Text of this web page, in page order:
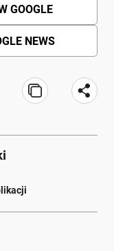
GOOGLE
NEWS